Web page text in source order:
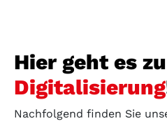
Hier geht es
Digitalisierung
Nachfolgend finden Sie